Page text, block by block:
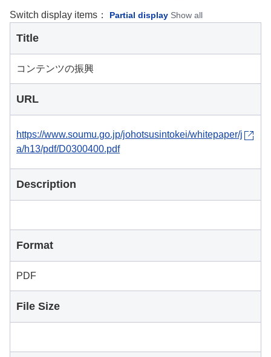
Switch display items： Partial display Show all
Title
コンテンツの振興
URL
https://www.soumu.go.jp/johotsusintokei/whitepaper/j
a/h13/pdf/D0300400.pdf
Description
Format
PDF
File Size